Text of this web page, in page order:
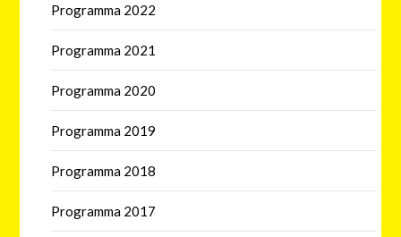
Programma 2022
Programma 2021
Programma 2020
Programma 2019
Programma 2018
Programma 2017